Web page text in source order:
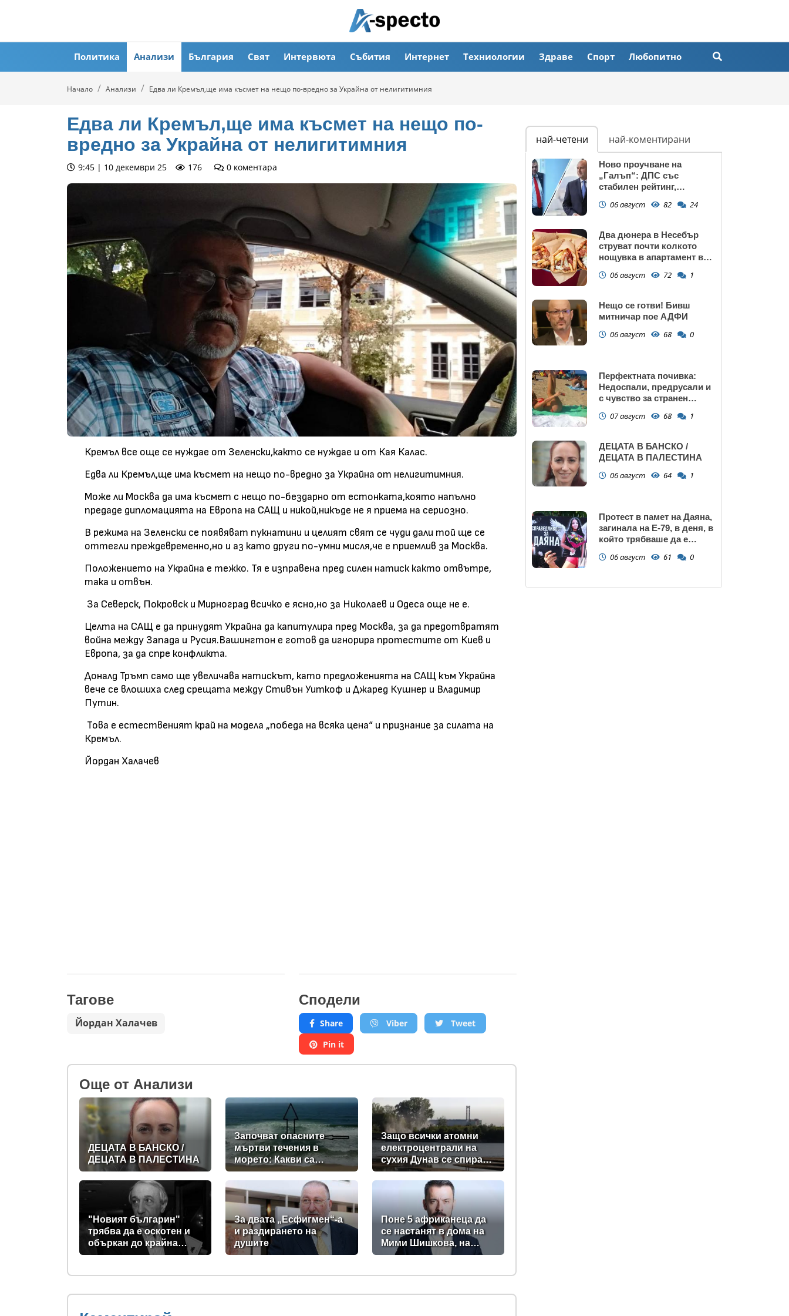
Политика Анализи България Свят Интервюта Събития Интернет Техниологии Здраве Спорт Любопитно
Начало Анализи Едва ли Кремъл,ще има късмет на нещо по-вредно за Украйна от нелигитимния
Едва ли Кремъл,ще има късмет на нещо по-
вредно за Украйна от нелигитимния
9:45 | 10 декември 25 176 0 коментара
Кремъл все още се нуждае от Зеленски,както се нуждае и от Кая Калас.
Едва ли Кремъл,ще има късмет на нещо по-вредно за Украйна от нелигитимния.
Може ли Москва да има късмет с нещо по-бездарно от естонката,която напълно
предаде дипломацията на Европа на САЩ и никой,никъде не я приема на сериозно.
В режима на Зеленски се появяват пукнатини и целият свят се чуди дали той ще се
оттегли преждевременно,но и аз като други по-умни мисля,че е приемлив за Москва.
Положението на Украйна е тежко. Тя е изправена пред силен натиск както отвътре,
така и отвън.
За Северск, Покровск и Мирноград всичко е ясно,но за Николаев и Одеса още не е.
Целта на САЩ е да принудят Украйна да капитулира пред Москва, за да предотвратят
война между Запада и Русия.Вашингтон е готов да игнорира протестите от Киев и
Европа, за да спре конфликта.
Доналд Тръмп само ще увеличава натискът, като предложенията на САЩ към Украйна
вече се влошиха след срещата между Стивън Уиткоф и Джаред Кушнер и Владимир
Путин.
Това е естественият край на модела „победа на всяка цена“ и признание за силата на
Кремъл.
Йордан Халачев
Тагове
Йордан Халачев
Сподели
Share Viber
Tweet
Pin it
Oще от Анализи
ДЕЦАТА В БАНСКО /
ДЕЦАТА В ПАЛЕСТИНА
Започват опасните
мъртви течения в
морето: Какви са
съветите на
спасителите?
Защо всички атомни
електроцентрали на
сухия Дунав се спират,
с изключение АЕЦ
"Козлодуй"?
"Новият българин"
трябва да е оскотен и
объркан до крайна
степен, за да не схваща
упражняват с него
За двата „Есфигмен“-а
и раздирането на
душите
Поне 5 африканеца да
се настанят в дома на
Мими Шишкова, на
Чефо, на Мария
Комарницки
най-четени най-коментирани
Ново проучване на
„Галъп“: ДПС със
стабилен рейтинг,
запазва
06 август 82 24
Два дюнера в Несебър
струват почти колкото
нощувка в апартамент в
06 август 72 1
Нещо се готви! Бивш
митничар пое АДФИ
06 август 68 0
Перфектната почивка:
Недоспали, предрусали и
с чувство за странен
07 август 68 1
ДЕЦАТА В БАНСКО /
ДЕЦАТА В ПАЛЕСТИНА
06 август 64 1
Протест в памет на Даяна,
загинала на Е-79, в деня, в
който трябваше да е
06 август 61 0